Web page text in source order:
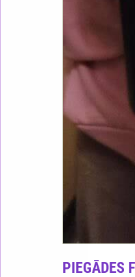
PIEGĀDES